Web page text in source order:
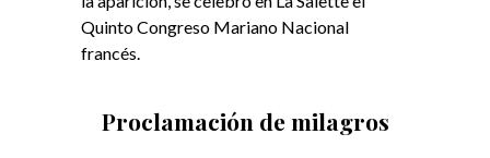
Quinto Congreso Mariano Nacional
francés.
Proclamación de milagros